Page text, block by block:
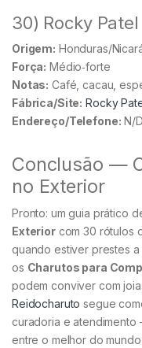
30) Rocky
Origem: Honduras/
Força: Médio‑forte
Notas: Café, cacau,
Fábrica/Site: Rocky
Endereço/Telefone: N/
Conclusão —
no Exterior
Pronto: um guia prático
Exteriorcom 30 rótulos
quando estiver prestes a
os Charutos para
podem conviver com
Reidocharuto segue
curadoria e
entre o melhor do